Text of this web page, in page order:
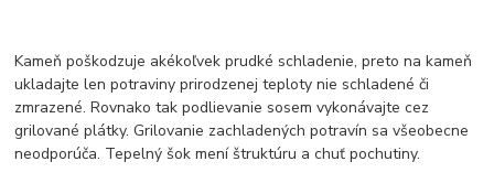
Kameň poškodzuje akékoľvek prudké schladenie, preto na kameň
ukladajte len potraviny prirodzenej teploty nie schladené či
zmrazené. Rovnako tak podlievanie sosem vykonávajte cez
grilované plátky. Grilovanie zachladených potravín sa všeobecne
neodporúča. Tepelný šok mení štruktúru a chuť pochutiny.